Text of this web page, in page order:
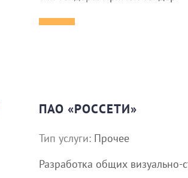
ПАО «РОССЕТИ»
Тип услуги: Прочее
Разработка общих